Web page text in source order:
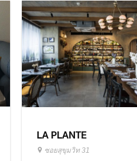
LA PLANTE
ซอยสุขุมวิท 31